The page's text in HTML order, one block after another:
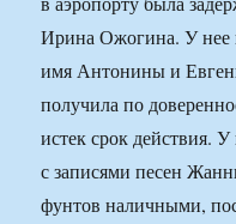
Ирина Ожогина. У нее
имя Антонины и
получила по
истек срок действия.
с записями песен
фунтов наличными,